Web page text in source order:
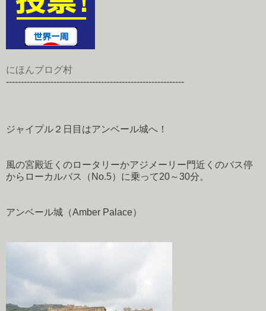
にほんブログ村
------------------------------------------------------------
ジャイプル２日目はアンベール城へ！
風の宮殿近くのロータリーかアジメーリー門近くのバス停
からローカルバス（No.5）に乗って20～30分。
アンベール城（Amber Palace）